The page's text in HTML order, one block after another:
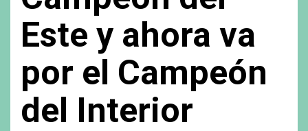
Este y ahora va
por el Campeón
del Interior